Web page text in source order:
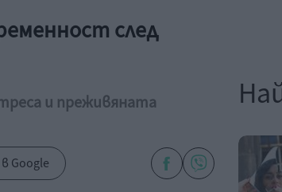
след
и преживяната
Google